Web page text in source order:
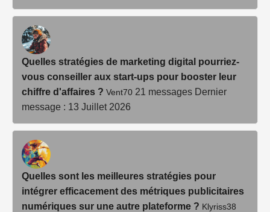
Quelles stratégies de marketing digital pourriez-
vous conseiller aux start-ups pour booster leur
chiffre d'affaires ? Vent70 21 messages Dernier
message : 13 Juillet 2026
Quelles sont les meilleures stratégies pour
intégrer efficacement des métriques publicitaires
numériques sur une autre plateforme ? Klyriss38